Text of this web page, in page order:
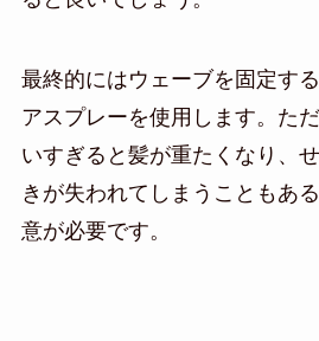
最終的にはウェーブを固定す
アスプレーを使用します。た
いすぎると髪が重たくなり、
きが失われてしまうこともあ
意が必要です。